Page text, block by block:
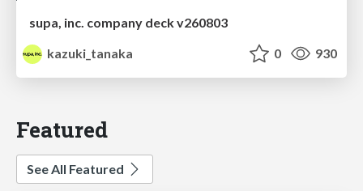
supa, inc. company deck v260803
kazuki_tanaka
0 930
Featured
See All Featured